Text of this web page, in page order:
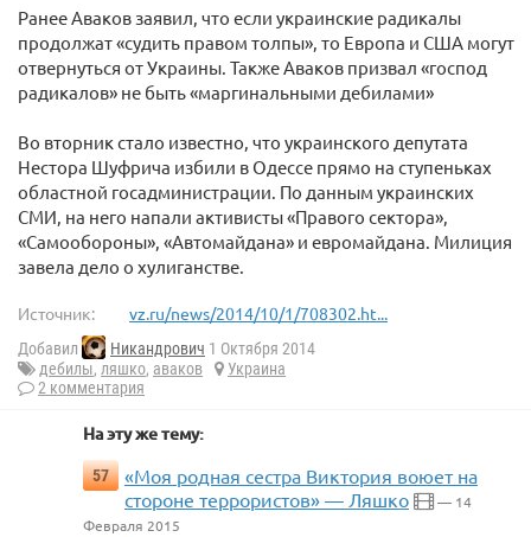
Ранее Аваков заявил, что если украинские радикалы
продолжат «судить правом толпы», то Европа и США могут
отвернуться от Украины. Также Аваков призвал «господ
радикалов» не быть «маргинальными дебилами»
Во вторник стало известно, что украинского депутата
Нестора Шуфрича избили в Одессе прямо на ступеньках
областной госадминистрации. По данным украинских
СМИ, на него напали активисты «Правого сектора»,
«Самообороны», «Автомайдана» и евромайдана. Милиция
завела дело о хулиганстве.
Источник: vz.ru/news/2014/10/1/708302.ht...
Добавил Никандрович 1 Октября 2014
дебилы, ляшко, аваков
Украина
2 комментария
На эту же тему:
57
«Моя родная сестра Виктория воюет на
стороне террористов» — Ляшко
— 14
Февраля 2015